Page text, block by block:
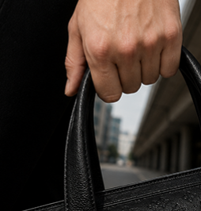
стрижень Parker
подарунковій коробці
JOTTER